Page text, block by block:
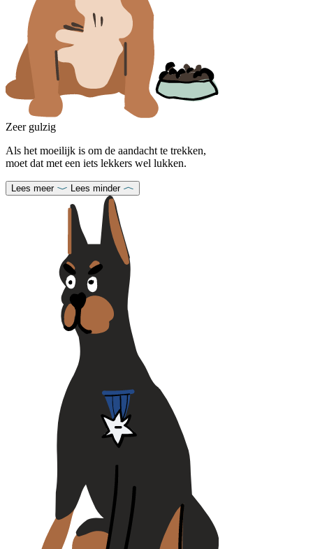
Zeer gulzig
Als het moeilijk is om de aandacht te trekken,
moet dat met een iets lekkers wel lukken.
Lees meer Lees minder